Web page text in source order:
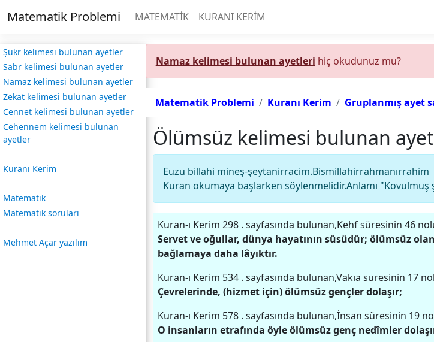
Matematik Problemi MATEMATİK KURANI KERİM
Şükr kelimesi bulunan ayetler
Sabr kelimesi bulunan ayetler
Namaz kelimesi bulunan ayetler
Zekat kelimesi bulunan ayetler
Cennet kelimesi bulunan ayetler
Cehennem kelimesi bulunan
ayetler
Kuranı Kerim
Matematik
Matematik soruları
Mehmet Açar yazılım
Namaz kelimesi bulunan ayetleri hiç okudunuz mu?
Matematik Problemi Kuranı Kerim Gruplanmış ayet
Ölümsüz kelimesi bulunan
Euzu billahi mineş-şeytanirracim.Bismillahirrahmanırrahim
Kuran okumaya başlarken söylenmelidir.Anlamı "Kovulmuş
Kuran-ı Kerim 298 . sayfasında bulunan,Kehf süresinin 46
Servet ve oğullar, dünya hayatının süsüdür; ölümsüz
bağlamaya daha lâyıktır.
Kuran-ı Kerim 534 . sayfasında bulunan,Vakıa süresinin 17
Çevrelerinde, (hizmet için) ölümsüz gençler dolaşır;
Kuran-ı Kerim 578 . sayfasında bulunan,İnsan süresinin 19
O insanların etrafında öyle ölümsüz genç nedîmler